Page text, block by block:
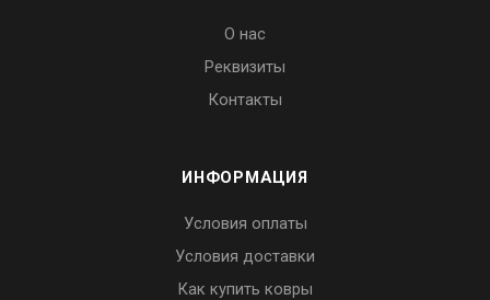
О нас
Реквизиты
Контакты
ИНФОРМАЦИЯ
Условия оплаты
Условия доставки
Как купить ковры